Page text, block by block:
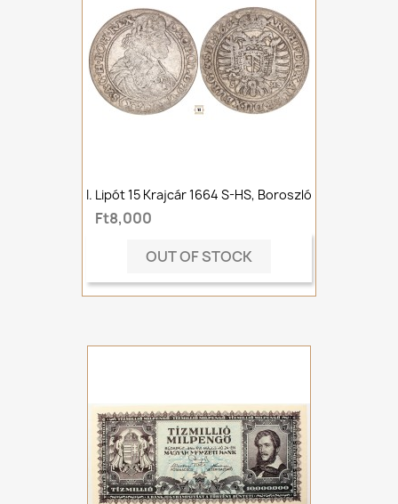
I. Lipót 15 Krajcár 1664 S-HS, Boroszló
Ft8,000
OUT OF STOCK